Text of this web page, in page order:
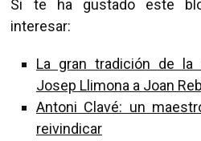
Si te ha gustado este
interesar:
La gran tradición de la
Josep Llimona a Joan
Antoni Clavé: un
reivindicar